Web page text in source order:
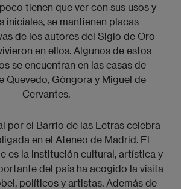
tienen que ver con sus usos y
iniciales, se mantienen placas
de los autores del Siglo de Oro
en ellos. Algunos de estos
se encuentran en las casas de
Quevedo, Góngora y Miguel de
Cervantes.
por el Barrio de las Letras celebra
en el Ateneo de Madrid. El
es la institución cultural, artística y
del país ha acogido la visita
políticos y artistas. Además de